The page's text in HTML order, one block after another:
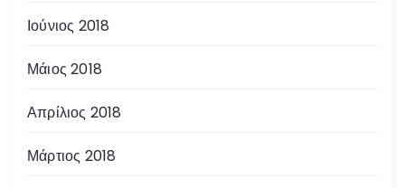
Ιούνιος 2018
Μάιος 2018
Απρίλιος 2018
Μάρτιος 2018